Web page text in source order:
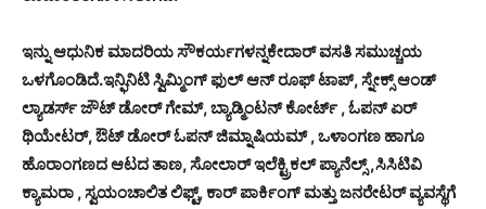
ಇನ್ನು ಆಧುನಿಕ ಮಾದರಿಯ ಸೌಕರ್ಯಗಳನ್ನಕೇದಾರ್ ವಸತಿ ಸಮುಚ್ಚಯ
ಒಳಗೊಂಡಿದೆ.ಇನ್ಫಿನಿಟಿ ಸ್ವಿಮ್ಮಿಂಗ್ ಫುಲ್ ಆನ್ ರೂಫ್ ಟಾಪ್, ಸ್ನೇಕ್ಸ್ ಆಂಡ್
ಲ್ಯಾಡರ್ಸ್ ಜೌಟ್ ಡೋರ್ ಗೇಮ್, ಬ್ಯಾಡ್ಮಿಂಟನ್ ಕೋರ್ಟ್ , ಓಪನ್ ಏರ್
ಥಿಯೇಟರ್, ಔಟ್ ಡೋರ್ ಓಪನ್ ಜಿಮ್ನಾಷಿಯಮ್ , ಒಳಾಂಗಣ ಹಾಗೂ
ಹೊರಾಂಗಣದ ಆಟದ ತಾಣ, ಸೋಲಾರ್ ಇಲೆಕ್ಟ್ರಿಕಲ್ ಪ್ಯಾನೆಲ್ಸ್ ,ಸಿಸಿಟಿವಿ
ಕ್ಯಾಮರಾ , ಸ್ವಯಂಚಾಲಿತ ಲಿಫ್ಟ್, ಕಾರ್ ಪಾರ್ಕಿಂಗ್ ಮತ್ತು ಜನರೇಟರ್ ವ್ಯವಸ್ಥೆಗೆ